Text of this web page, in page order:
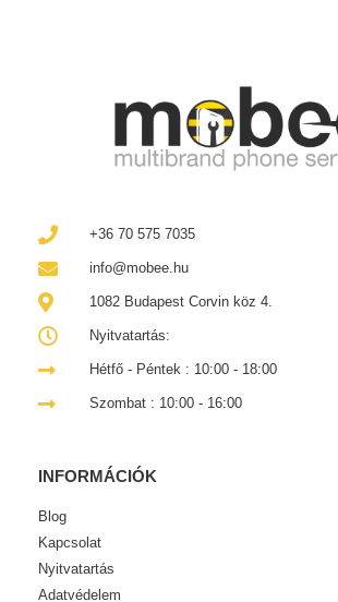
+36 70 575 7035
info@mobee.hu
1082 Budapest Corvin köz 4.
Nyitvatartás:
Hétfő - Péntek : 10:00 - 18:00
Szombat : 10:00 - 16:00
INFORMÁCIÓK
Blog
Kapcsolat
Nyitvatartás
Adatvédelem